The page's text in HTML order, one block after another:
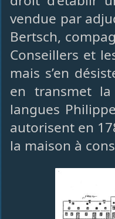
vendue par
Bertsch,
Conseillers et
mais s’en
en transmet
langues
autorisent en
la maison à